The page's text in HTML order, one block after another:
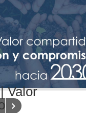
Valor